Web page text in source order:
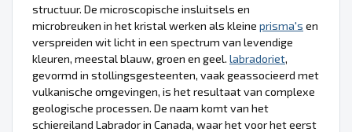
structuur. De microscopische insluitsels en
microbreuken in het kristal werken als kleine prisma's en
verspreiden wit licht in een spectrum van levendige
kleuren, meestal blauw, groen en geel. labradoriet,
gevormd in stollingsgesteenten, vaak geassocieerd met
vulkanische omgevingen, is het resultaat van complexe
geologische processen. De naam komt van het
schiereiland Labrador in Canada, waar het voor het eerst